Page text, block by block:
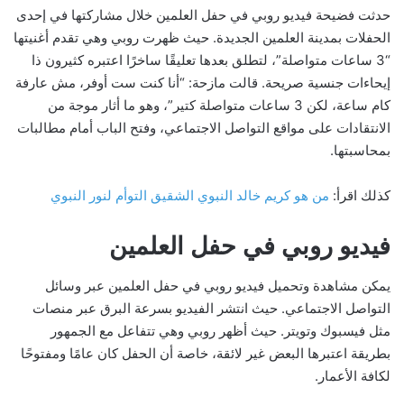
حدثت فضيحة فيديو روبي في حفل العلمين خلال مشاركتها في إحدى
الحفلات بمدينة العلمين الجديدة. حيث ظهرت روبي وهي تقدم أغنيتها
“3 ساعات متواصلة”، لتطلق بعدها تعليقًا ساخرًا اعتبره كثيرون ذا
إيحاءات جنسية صريحة. قالت مازحة: “أنا كنت ست أوفر، مش عارفة
كام ساعة، لكن 3 ساعات متواصلة كتير”، وهو ما أثار موجة من
الانتقادات على مواقع التواصل الاجتماعي، وفتح الباب أمام مطالبات
بمحاسبتها.
كذلك اقرأ: من هو كريم خالد النبوي الشقيق التوأم لنور النبوي
فيديو روبي في حفل العلمين
يمكن مشاهدة وتحميل فيديو روبي في حفل العلمين عبر وسائل
التواصل الاجتماعي. حيث انتشر الفيديو بسرعة البرق عبر منصات
مثل فيسبوك وتويتر. حيث أظهر روبي وهي تتفاعل مع الجمهور
بطريقة اعتبرها البعض غير لائقة، خاصة أن الحفل كان عامًا ومفتوحًا
لكافة الأعمار.